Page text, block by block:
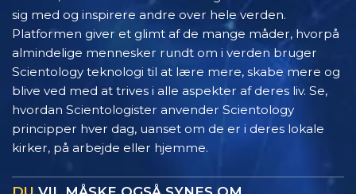
sig med og inspirere andre over hele verden.
Platformen giver et glimt af de mange måder, hvorpå
almindelige mennesker rundt om i verden bruger
Scientology teknologi til at lære mere, skabe mere og
blive ved med at trives i alle aspekter af deres liv. Se,
hvordan Scientologister anvender Scientology
principper hver dag, uanset om de er i deres lokale
kirker, på arbejde eller hjemme.